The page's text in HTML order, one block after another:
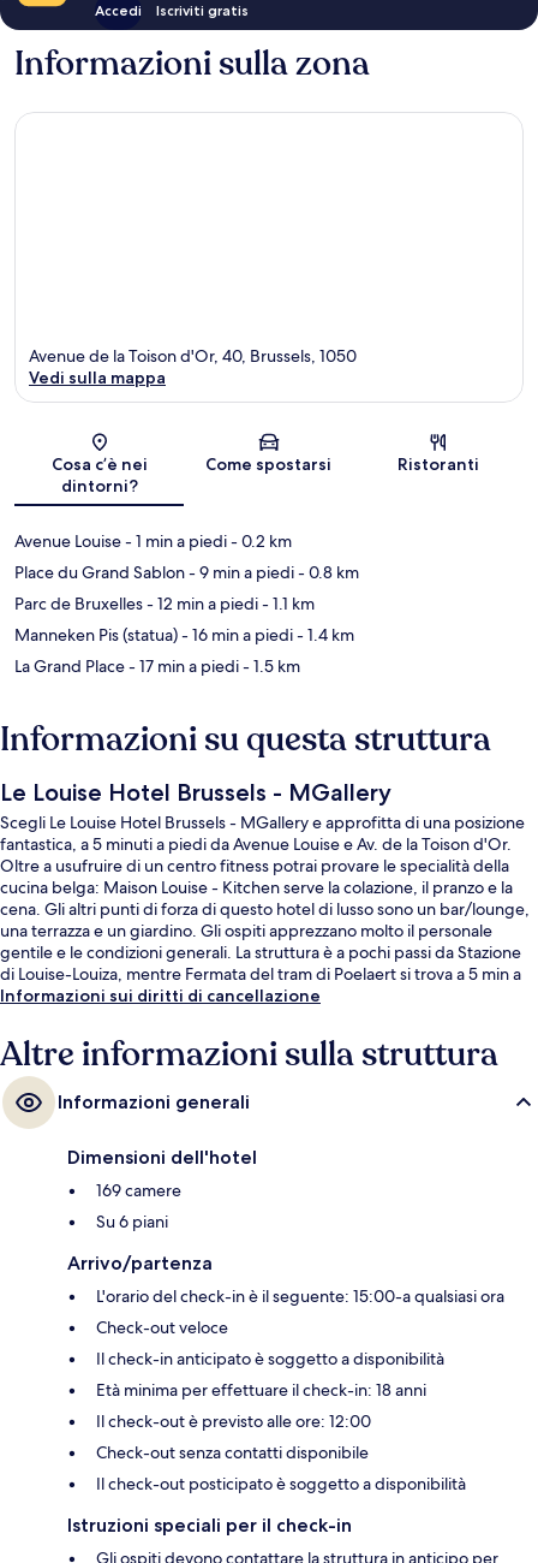
Accedi Iscriviti gratis
Informazioni sulla zona
Mappa
Avenue de la Toison d'Or, 40, Brussels, 1050
Vedi sulla mappa
Cosa c’è nei
dintorni?
Come spostarsi Ristoranti
Avenue Louise- 1 min a piedi- 0.2 km
Place du Grand Sablon- 9 min a piedi- 0.8 km
Parc de Bruxelles- 12 min a piedi- 1.1 km
Manneken Pis (statua)- 16 min a piedi- 1.4 km
La Grand Place- 17 min a piedi- 1.5 km
Informazioni su questa struttura
Le Louise Hotel Brussels - MGallery
Scegli Le Louise Hotel Brussels - MGallery e approfitta di una posizione
fantastica, a 5 minuti a piedi da Avenue Louise e Av. de la Toison d'Or.
Oltre a usufruire di un centro fitness potrai provare le specialità della
cucina belga: Maison Louise - Kitchen serve la colazione, il pranzo e la
cena. Gli altri punti di forza di questo hotel di lusso sono un bar/lounge,
una terrazza e un giardino. Gli ospiti apprezzano molto il personale
gentile e le condizioni generali. La struttura è a pochi passi da Stazione
di Louise-Louiza, mentre Fermata del tram di Poelaert si trova a 5 min a
piedi.
Informazioni sui diritti di cancellazione
Altre informazioni sulla struttura
Informazioni generali
Dimensioni dell'hotel
169 camere
Su 6 piani
Arrivo/partenza
L'orario del check-in è il seguente: 15:00-a qualsiasi ora
Check-out veloce
Il check-in anticipato è soggetto a disponibilità
Età minima per effettuare il check-in: 18 anni
Il check-out è previsto alle ore: 12:00
Check-out senza contatti disponibile
Il check-out posticipato è soggetto a disponibilità
Istruzioni speciali per il check-in
Gli ospiti devono contattare la struttura in anticipo per